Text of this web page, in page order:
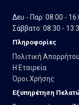
Δευ - Παρ: 08:00 -
Σάββατο: 08:30 -
Πληροφορίες
Πολιτική Απορρήτου
Η Εταιρεία
Όροι Χρήσης
Εξυπηρέτηση